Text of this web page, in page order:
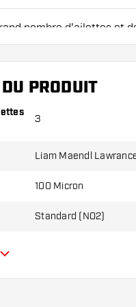
nombre d'ailettes et
l'usage.
ou une épaisseur
PRODUIT
3
Liam Maendl
100 Micron
Standard (NO2)